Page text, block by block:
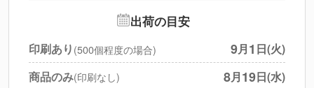
円
※上記小計は税別です
出荷の目安
印刷あり (500個程度の場合) 9月1 日(火)
商品のみ(印刷なし) 8月19日(水)